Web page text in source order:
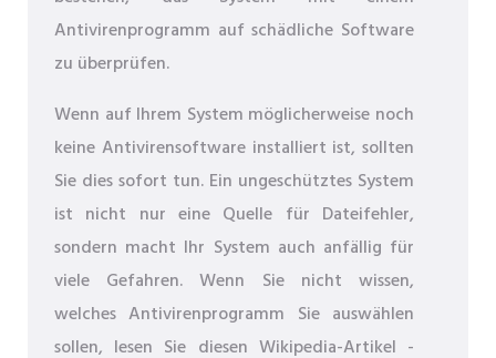
Antivirenprogramm auf schädliche Software
zu überprüfen.
Wenn auf Ihrem System möglicherweise noch
keine Antivirensoftware installiert ist, sollten
Sie dies sofort tun. Ein ungeschütztes System
ist nicht nur eine Quelle für Dateifehler,
sondern macht Ihr System auch anfällig für
viele Gefahren. Wenn Sie nicht wissen,
welches Antivirenprogramm Sie auswählen
sollen, lesen Sie diesen Wikipedia-Artikel -